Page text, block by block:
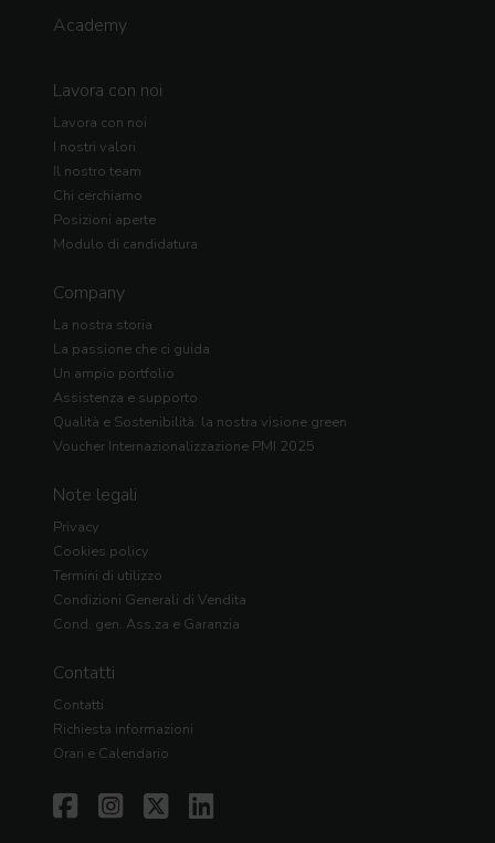
Academy
Lavora con noi
Lavora con noi
I nostri valori
Il nostro team
Chi cerchiamo
Posizioni aperte
Modulo di candidatura
Company
La nostra storia
La passione che ci guida
Un ampio portfolio
Assistenza e supporto
Qualità e Sostenibilità: la nostra visione green
Voucher Internazionalizzazione PMI 2025
Note legali
Privacy
Cookies policy
Termini di utilizzo
Condizioni Generali di Vendita
Cond. gen. Ass.za e Garanzia
Contatti
Contatti
Richiesta informazioni
Orari e Calendario